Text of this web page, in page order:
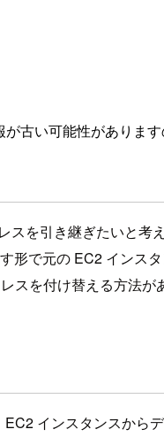
古い可能性があります
を引き継ぎたいと考え
形で元の EC2 インス
スを付け替える方法が
インスタンスか